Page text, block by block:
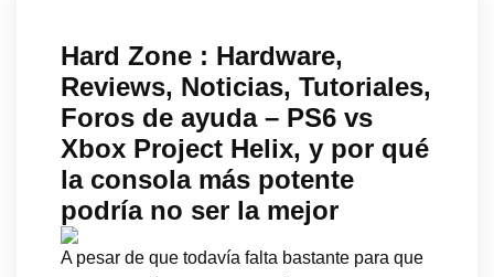
Hard Zone : Hardware,
Reviews, Noticias, Tutoriales,
Foros de ayuda – PS6 vs
Xbox Project Helix, y por qué
la consola más potente
podría no ser la mejor
A pesar de que todavía falta bastante para que